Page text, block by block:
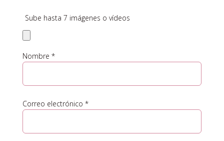
Sube hasta 7 imágenes o vídeos
Nombre *
Correo electrónico *